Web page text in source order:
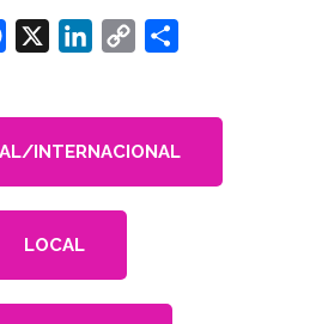
Facebook LinkedIn
Copy
INTERNACIONAL
LOCAL